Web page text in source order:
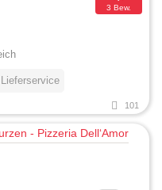
3 Bew.
Lieferservice
101